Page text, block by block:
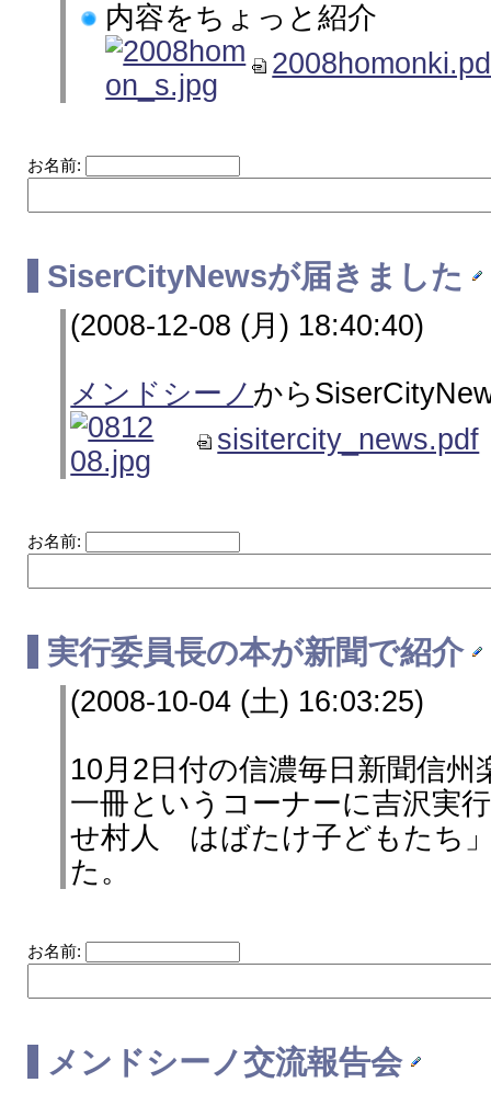
内容をちょっと紹介
お名前:
SiserCityNewsが届きました
(2008-12-08 (月) 18:40:40)
メンドシーノ から
sisitercity_news.pdf
お名前:
実行委員長の本が新聞で紹介
(2008-10-04 (土) 16:03:25)
10月2日付の信濃毎日新聞信
一冊というコーナーに吉沢実
せ村人 はばたけ子どもたち
た。
お名前:
メンドシーノ交流報告会